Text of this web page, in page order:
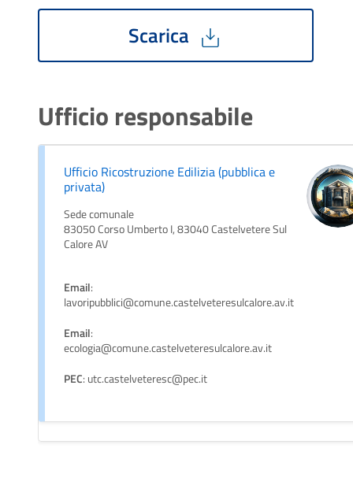
Scarica
Ufficio responsabile
Ufficio Ricostruzione Edilizia (pubblica e
privata)
Sede comunale
83050 Corso Umberto I, 83040 Castelvetere Sul
Calore AV
Email:
lavoripubblici@comune.castelveteresulcalore.av.it
Email:
ecologia@comune.castelveteresulcalore.av.it
PEC: utc.castelveteresc@pec.it